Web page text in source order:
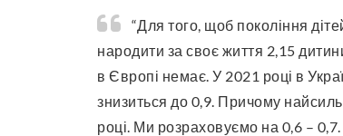
“Для того, щоб покоління дітей чисельно замістило покоління батьків пересічна жінка має
народити за своє життя 2,15
в Європі немає. У 2021 році в
знизиться до 0,9. Причому
році. Ми розраховуємо на 0,6 –